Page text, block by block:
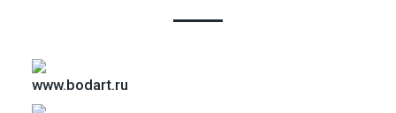
www.bodart.ru